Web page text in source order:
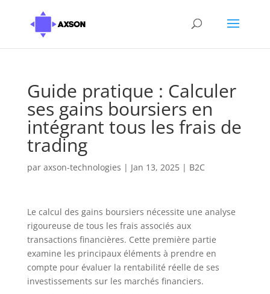
Guide pratique : Calculer
ses gains boursiers en
intégrant tous les frais de
trading
par axson-technologies | Jan 13, 2025| B2C
Le calcul des gains boursiers nécessite une analyse
rigoureuse de tous les frais associés aux
transactions financières. Cette première partie
examine les principaux éléments à prendre en
compte pour évaluer la rentabilité réelle de ses
investissements sur les marchés financiers.